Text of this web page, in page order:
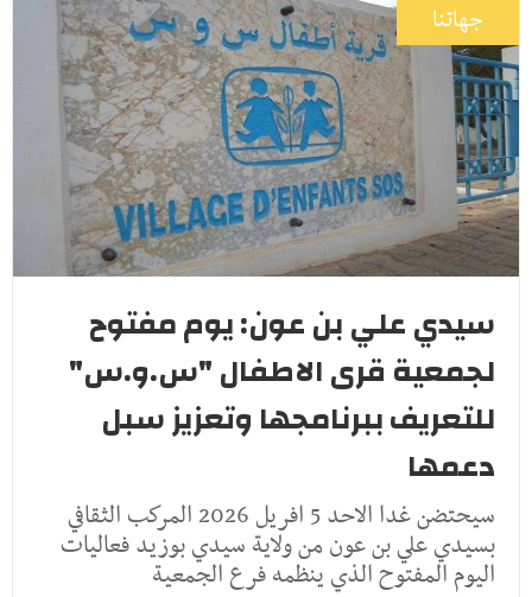
جهاتنا
سيدي علي بن عون: يوم مفتوح
لجمعية قرى الاطفال "س.و.س"
للتعريف ببرنامجها وتعزيز سبل
دعمها
سيحتضن غدا الاحد 5 افريل 2026 المركب الثقافي
بسيدي علي بن عون من ولاية سيدي بوزيد فعاليات
اليوم المفتوح الذي ينظمه فرع الجمعية